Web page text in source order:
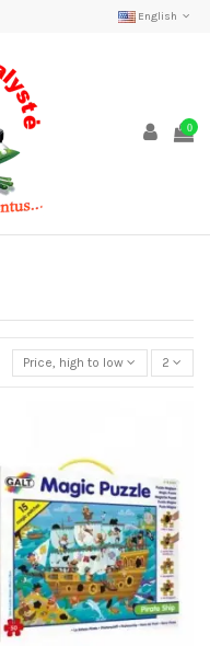
English
0
Price, high to low 2